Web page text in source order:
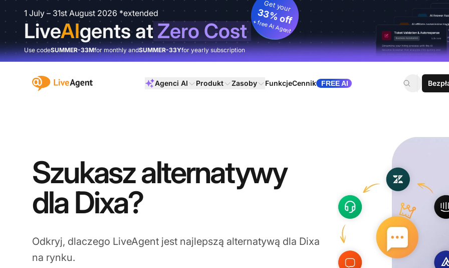
1 July – 31st August 2026 *extended
LiveAIgents atZero Cost
Get your
33% off
+ free AI Agent
Use codeSUMMER-33Mfor monthly andSUMMER-33Yfor yearly subscription
:site.title Agenci AI Produkt Zasoby FunkcjeCennik FREE AI
Szukasz alternatywy
dla Dixa?
Odkryj, dlaczego LiveAgent jest najlepszą alternatywą dla Dixa
na rynku.